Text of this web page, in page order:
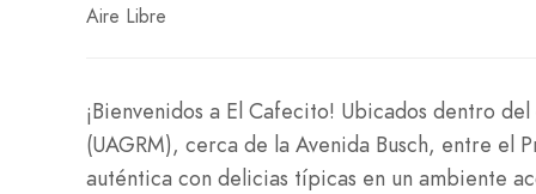
Aire Libre
¡Bienvenidos a El Cafecito! Ubicados dentro
(UAGRM), cerca de la Avenida Busch, entre
auténtica con delicias típicas en un ambiente